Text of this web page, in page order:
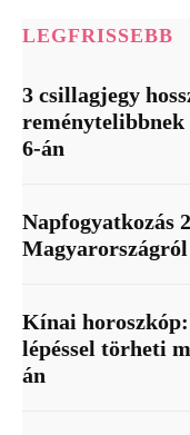
LEGFRISSEBB
3 csillagjegy
6-án
Napfogyatkozás
Magyarországról
Kínai
lépéssel törheti
án